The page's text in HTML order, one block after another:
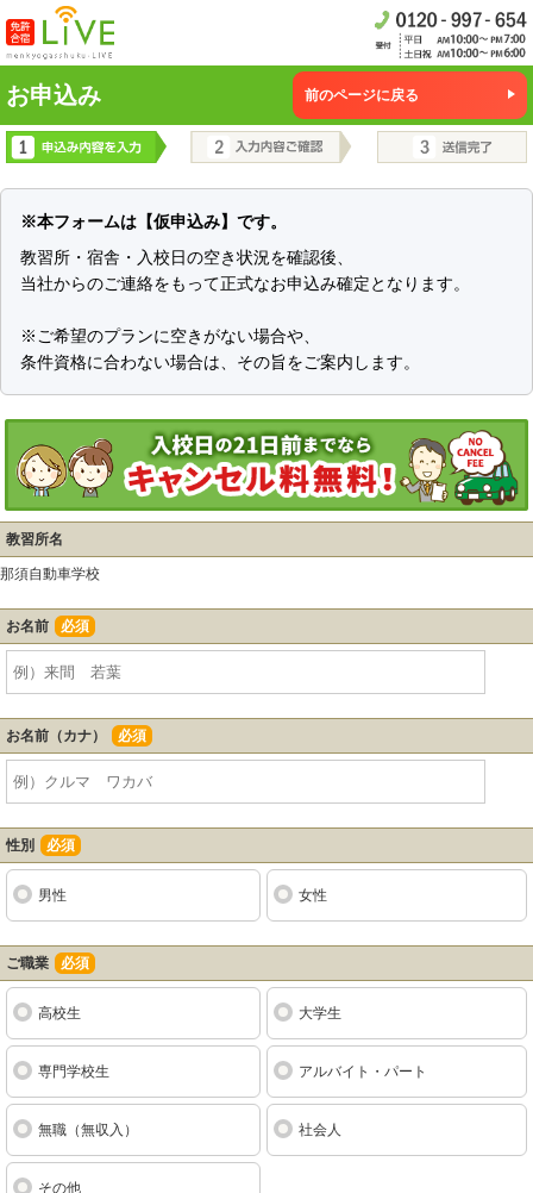
お申込み 前のページに戻る
※本フォームは【仮申込み】です。
教習所・宿舎・入校日の空き状況を確認後、
当社からのご連絡をもって正式なお申込み確定となります。
※ご希望のプランに空きがない場合や、
条件資格に合わない場合は、その旨をご案内します。
教習所名
那須自動車学校
お名前 必須
お名前（カナ） 必須
性別 必須
男性 女性
ご職業 必須
高校生 大学生
専門学校生 アルバイト・パート
無職（無収入） 社会人
その他